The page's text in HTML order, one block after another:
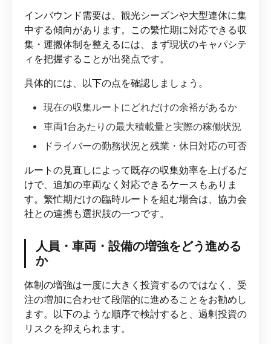
インバウンド需要は、観光シーズンや大型連休に集
中する傾向があります。この繁忙期に対応できる収
集・運搬体制を整えるには、まず現状のキャパシテ
ィを把握することが出発点です。
具体的には、以下の点を確認しましょう。
現在の収集ルートにどれだけの余裕があるか
車両1台あたりの最大積載量と実際の稼働状況
ドライバーの勤務状況と残業・休日対応の可否
ルートの見直しによって既存の収集効率を上げるだ
けで、追加の車両なく対応できるケースもありま
す。繁忙期だけの臨時ルートを組む場合は、協力会
社との連携も選択肢の一つです。
人員・車両・設備の増強をどう進める
か
体制の増強は一度に大きく投資するのではなく、受
注の増加に合わせて段階的に進めることをお勧めし
ます。以下のような順序で検討すると、過剰投資の
リスクを抑えられます。